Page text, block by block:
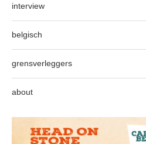
interview
belgisch
grensverleggers
about